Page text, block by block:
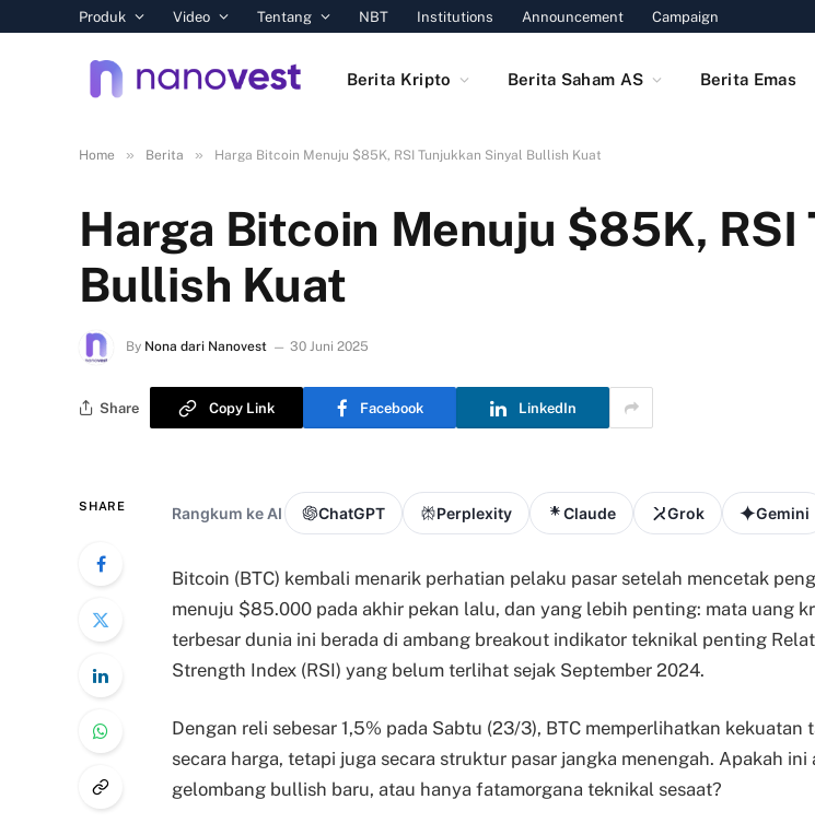
Produk Video Tentang NBT Institutions Announcement Campaign
Berita Kripto Berita Saham AS Berita Emas
Home » Berita » Harga Bitcoin Menuju $85K, RSI Tunjukkan Sinyal Bullish Kuat
Harga Bitcoin Menuju $85K, RSI
Bullish Kuat
By Nona dari Nanovest 30 Juni 2025
Share Copy Link Facebook LinkedIn
SHARE Rangkum ke AI ChatGPT Perplexity Claude Grok Gemini
Bitcoin (BTC) kembali menarik perhatian pelaku pasar setelah mencetak
menuju $85.000 pada akhir pekan lalu, dan yang lebih penting: mata uang
terbesar dunia ini berada di ambang breakout indikator teknikal penting
Strength Index (RSI) yang belum terlihat sejak September 2024.
Dengan reli sebesar 1,5% pada Sabtu (23/3), BTC memperlihatkan kekuatan
secara harga, tetapi juga secara struktur pasar jangka menengah. Apakah ini
gelombang bullish baru, atau hanya fatamorgana teknikal sesaat?